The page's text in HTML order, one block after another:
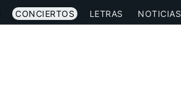
CONCIERTOS LETRAS NOTICIAS